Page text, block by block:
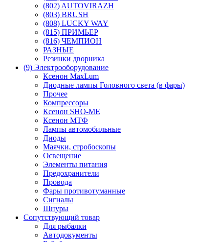
(802) AUTOVIRAZH
(803) BRUSH
(808) LUCKY WAY
(815) ПРИМЬЕР
(816) ЧЕМПИОН
РАЗНЫЕ
Резинки дворника
(9) Электрооборудование
Ксенон MaxLum
Диодные лампы Головного света (в фары)
Прочее
Компрессоры
Ксенон SHO-ME
Ксенон МТФ
Лампы автомобильные
Диоды
Маячки, стробоскопы
Освещение
Элементы питания
Предохранители
Провода
Фары противотуманные
Сигналы
Шнуры
Сопутствующий товар
Для рыбалки
Автодокументы